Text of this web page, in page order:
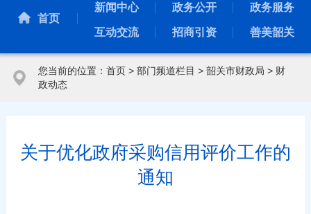
首页
新闻中心 政务公开 政务服务
互动交流 招商引资 善美韶关
您当前的位置： 首页> 部门频道栏目 > 韶关市财政局 > 财
政动态
关于优化政府采购信用评价工作的
通知